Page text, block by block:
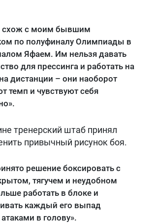
схож с моим бывшим
по полуфиналу Олимпиады в
Яфаем. Им нельзя давать
для прессинга и работать на
дистанции – они наоборот
темп и чувствуют себя
тренерский штаб принял
привычный рисунок боя.
решение боксировать с
тягучем и неудобном
работать в блоке и
каждый его выпад
в голову».